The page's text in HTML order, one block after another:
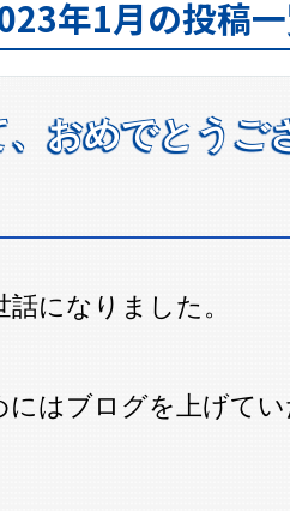
年1月の投稿
おめでとうご
になりました。
にはブログを上げて